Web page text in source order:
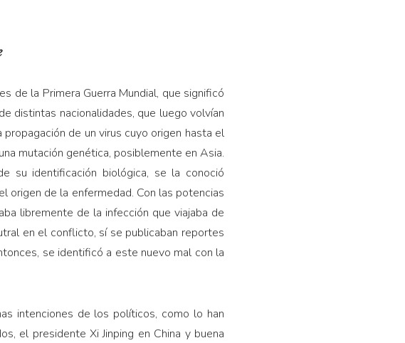
de la Primera Guerra Mun­dial, que significó
distintas nacionalidades, que luego volvían
de un virus cuyo origen hasta el
mutación genética, posiblemen­te en Asia.
su identificación bioló­gica, se la conoció
origen de la enfermedad. Con las potencias
libremente de la infección que viajaba de
en el conflicto, sí se publicaban reportes
se identificó a este nuevo mal con la
intenciones de los políticos, como lo han
el presidente Xi Jinping en China y buena